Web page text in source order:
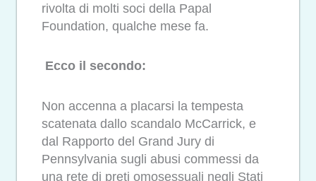
rivolta di molti soci della Papal
Foundation, qualche mese fa.
Ecco il secondo:
Non accenna a placarsi la tempesta
scatenata dallo scandalo McCarrick, e
dal Rapporto del Grand Jury di
Pennsylvania sugli abusi commessi da
una rete di preti omosessuali negli Stati